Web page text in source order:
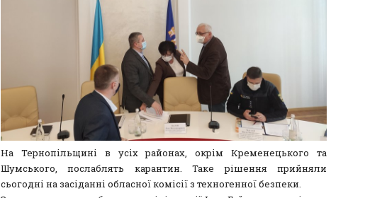
На Тернопільщині в усіх районах, окрім Кременецького та
Шумського, послаблять карантин. Таке рішення прийняли
сьогодні на засіданні обласної комісії з техногенної безпеки.